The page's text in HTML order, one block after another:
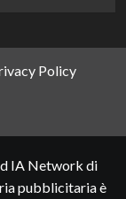
Policy
IA Network di
pubblicitaria è